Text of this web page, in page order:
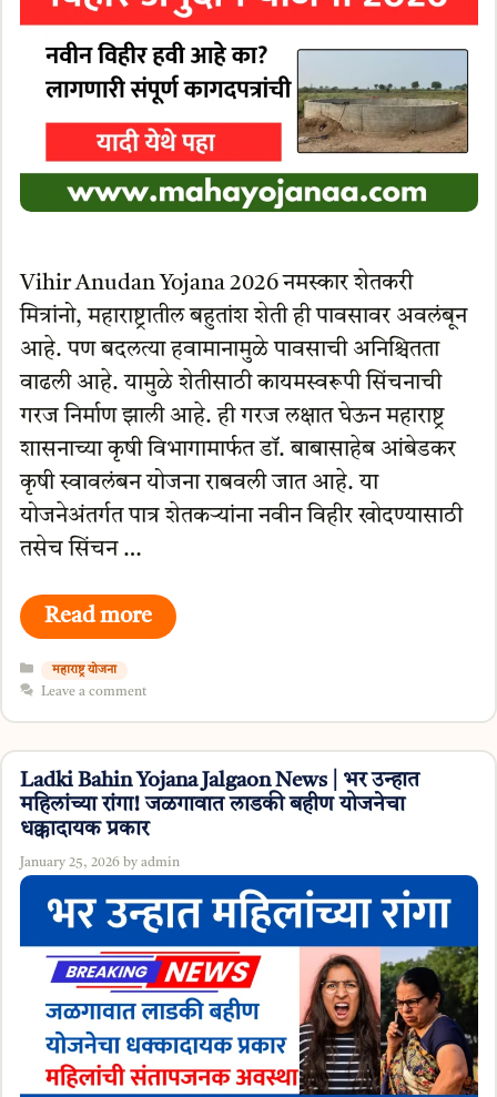
Vihir Anudan Yojana 2026 नमस्कार शेतकरी
मित्रांनो, महाराष्ट्रातील बहुतांश शेती ही पावसावर अवलंबून
आहे. पण बदलत्या हवामानामुळे पावसाची अनिश्चितता
वाढली आहे. यामुळे शेतीसाठी कायमस्वरूपी सिंचनाची
गरज निर्माण झाली आहे. ही गरज लक्षात घेऊन महाराष्ट्र
शासनाच्या कृषी विभागामार्फत डॉ. बाबासाहेब आंबेडकर
कृषी स्वावलंबन योजना राबवली जात आहे. या
योजनेअंतर्गत पात्र शेतकऱ्यांना नवीन विहीर खोदण्यासाठी
तसेच सिंचन …
Read more
Categories
महाराष्ट्र योजना
Leave a comment
Ladki Bahin Yojana Jalgaon News | भर उन्हात
महिलांच्या रांगा! जळगावात लाडकी बहीण योजनेचा
धक्कादायक प्रकार
January 25, 2026 by admin